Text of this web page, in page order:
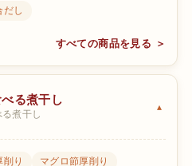
だし
すべての商品を見る ＞
る煮干し
煮干し
り マグロ節厚削り